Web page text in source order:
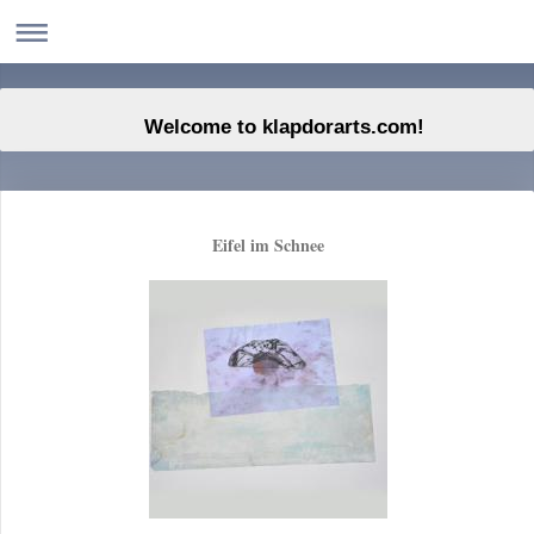
to klapdorarts.com!
Eifel im Schnee